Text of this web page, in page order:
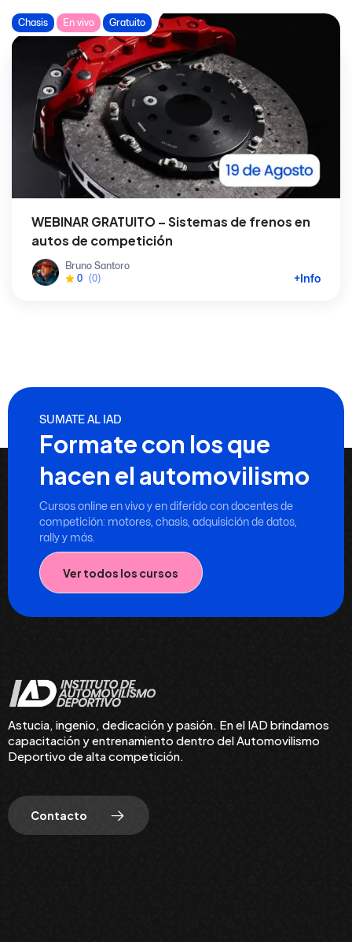
Chasis En vivo Gratuito
WEBINAR GRATUITO – Sistemas de frenos en
autos de competición
Bruno Santoro
0 (0) +Info
SUMATE AL IAD
Formate con los que
hacen el automovilismo
Cursos online en vivo y en diferido con docentes de
competición: motores, chasis, adquisición de datos,
rally y más.
Ver todos los cursos
Astucia, ingenio, dedicación y pasión. En el IAD brindamos
capacitación y entrenamiento dentro del Automovilismo
Deportivo de alta competición.
Contacto